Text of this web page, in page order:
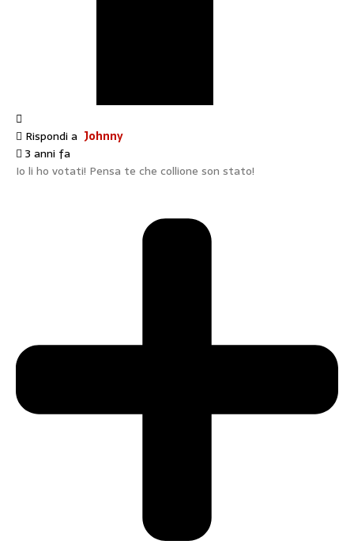
Rispondi a Johnny
3 anni fa
Io li ho votati! Pensa te che collione son stato!